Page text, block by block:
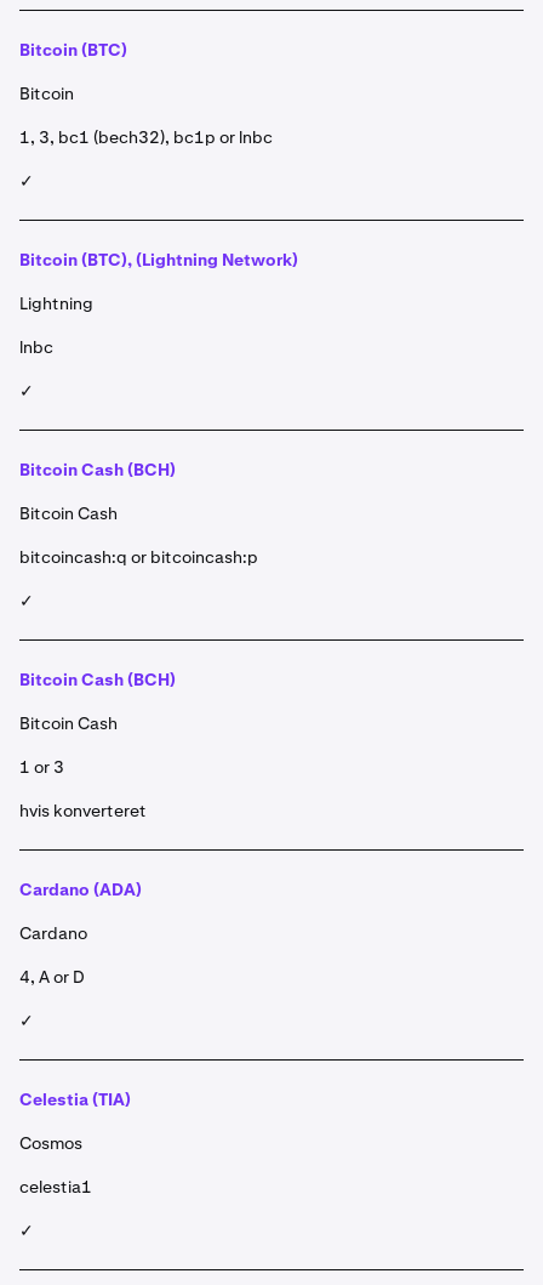
Bitcoin (BTC)
Bitcoin
1, 3, bc1 (bech32), bc1p or lnbc
✓
Bitcoin (BTC), (Lightning Network)
Lightning
lnbc
✓
Bitcoin Cash (BCH)
Bitcoin Cash
bitcoincash:q or bitcoincash:p
✓
Bitcoin Cash (BCH)
Bitcoin Cash
1 or 3
hvis konverteret
Cardano (ADA)
Cardano
4, A or D
✓
Celestia (TIA)
Cosmos
celestia1
✓